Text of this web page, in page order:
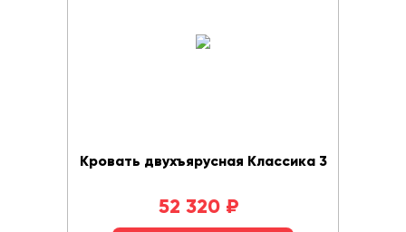
Кровать двухъярусная Классика 3
52 320 ₽